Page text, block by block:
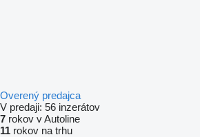
Overený predajca
V predaji: 56 inzerátov
7 rokov v Autoline
11 rokov na trhu